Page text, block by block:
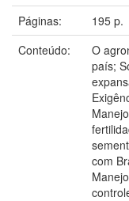
Páginas:
195 p.
Conteúdo:
O
país;
com